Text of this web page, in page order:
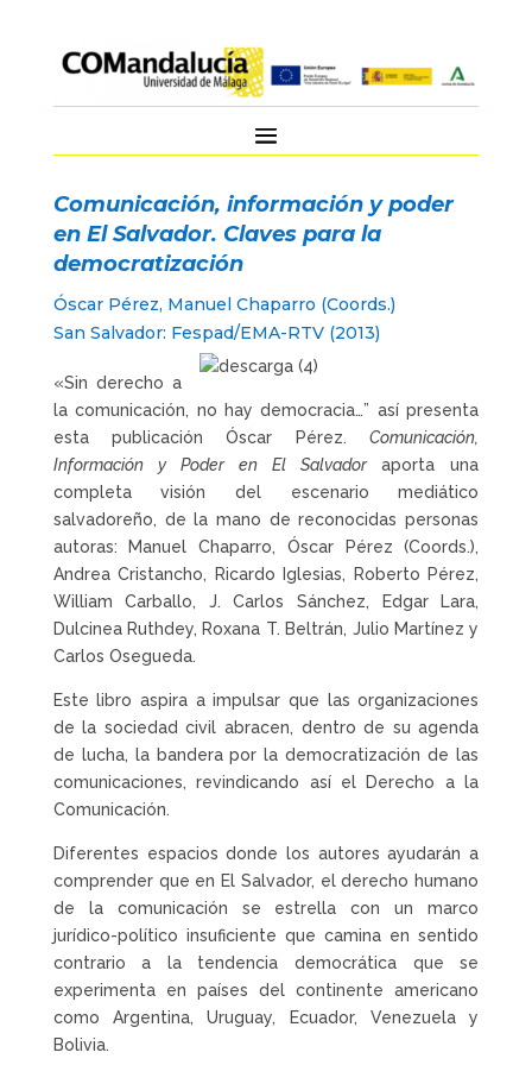
Comunicación, información y poder
en El Salvador. Claves para la
democratización
Óscar Pérez, Manuel Chaparro (Coords.)
San Salvador: Fespad/EMA-RTV (2013)
«Sin derecho a
la comunicación, no hay democracia…” así presenta
esta publicación Óscar Pérez.Comunicación,
Información y Poder en El Salvadoraporta una
completa visión del escenario mediático
salvadoreño, de la mano de reconocidas personas
autoras: Manuel Chaparro, Óscar Pérez (Coords.),
Andrea Cristancho, Ricardo Iglesias, Roberto Pérez,
William Carballo, J. Carlos Sánchez, Edgar Lara,
Dulcinea Ruthdey, Roxana T. Beltrán, Julio Martínez y
Carlos Osegueda.
Este libro aspira a impulsar que las organizaciones
de la sociedad civil abracen, dentro de su agenda
de lucha, la bandera por la democratización de las
comunicaciones, revindicando así el Derecho a la
Comunicación.
Diferentes espacios donde los autores ayudarán a
comprender que en El Salvador, el derecho humano
de la comunicación se estrella con un marco
jurídico-político insuficiente que camina en sentido
contrario a la tendencia democrática que se
experimenta en países del continente americano
como Argentina, Uruguay, Ecuador, Venezuela y
Bolivia.